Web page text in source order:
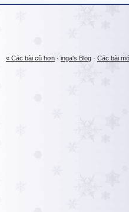
« Các bài cũ hơn · inga's Blog · Các bài